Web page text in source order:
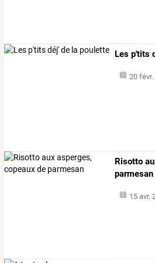
Les p'tits
20 févr.
Risotto
parmesan
15 avr.